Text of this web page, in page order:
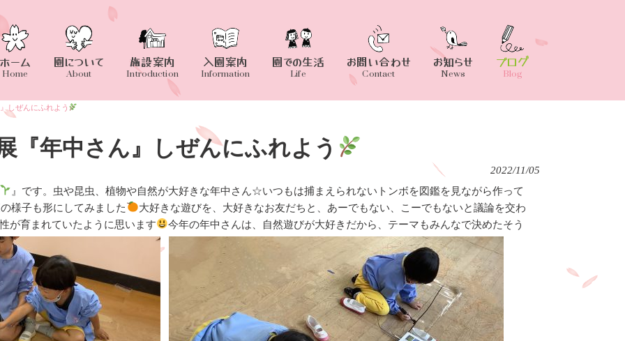
ホーム
Home
園について
About
施設案内
Introduction
入園案内
Information
園での生活
Life
お問い合わせ
Contact
お知らせ
News
ブログ
Blog
しぜんにふれよう
『年中さん』しぜんにふれよう
2022/11/05
』です。虫や昆虫、植物や自然が大好きな年中さん☆いつもは捕まえられないトンボを図鑑を見ながら作って
様子も形にしてみました
大好きな遊びを、大好きなお友だちと、あーでもない、こーでもないと議論を交わ
が育まれていたように思います
今年の年中さんは、自然遊びが大好きだから、テーマもみんなで決めたそう